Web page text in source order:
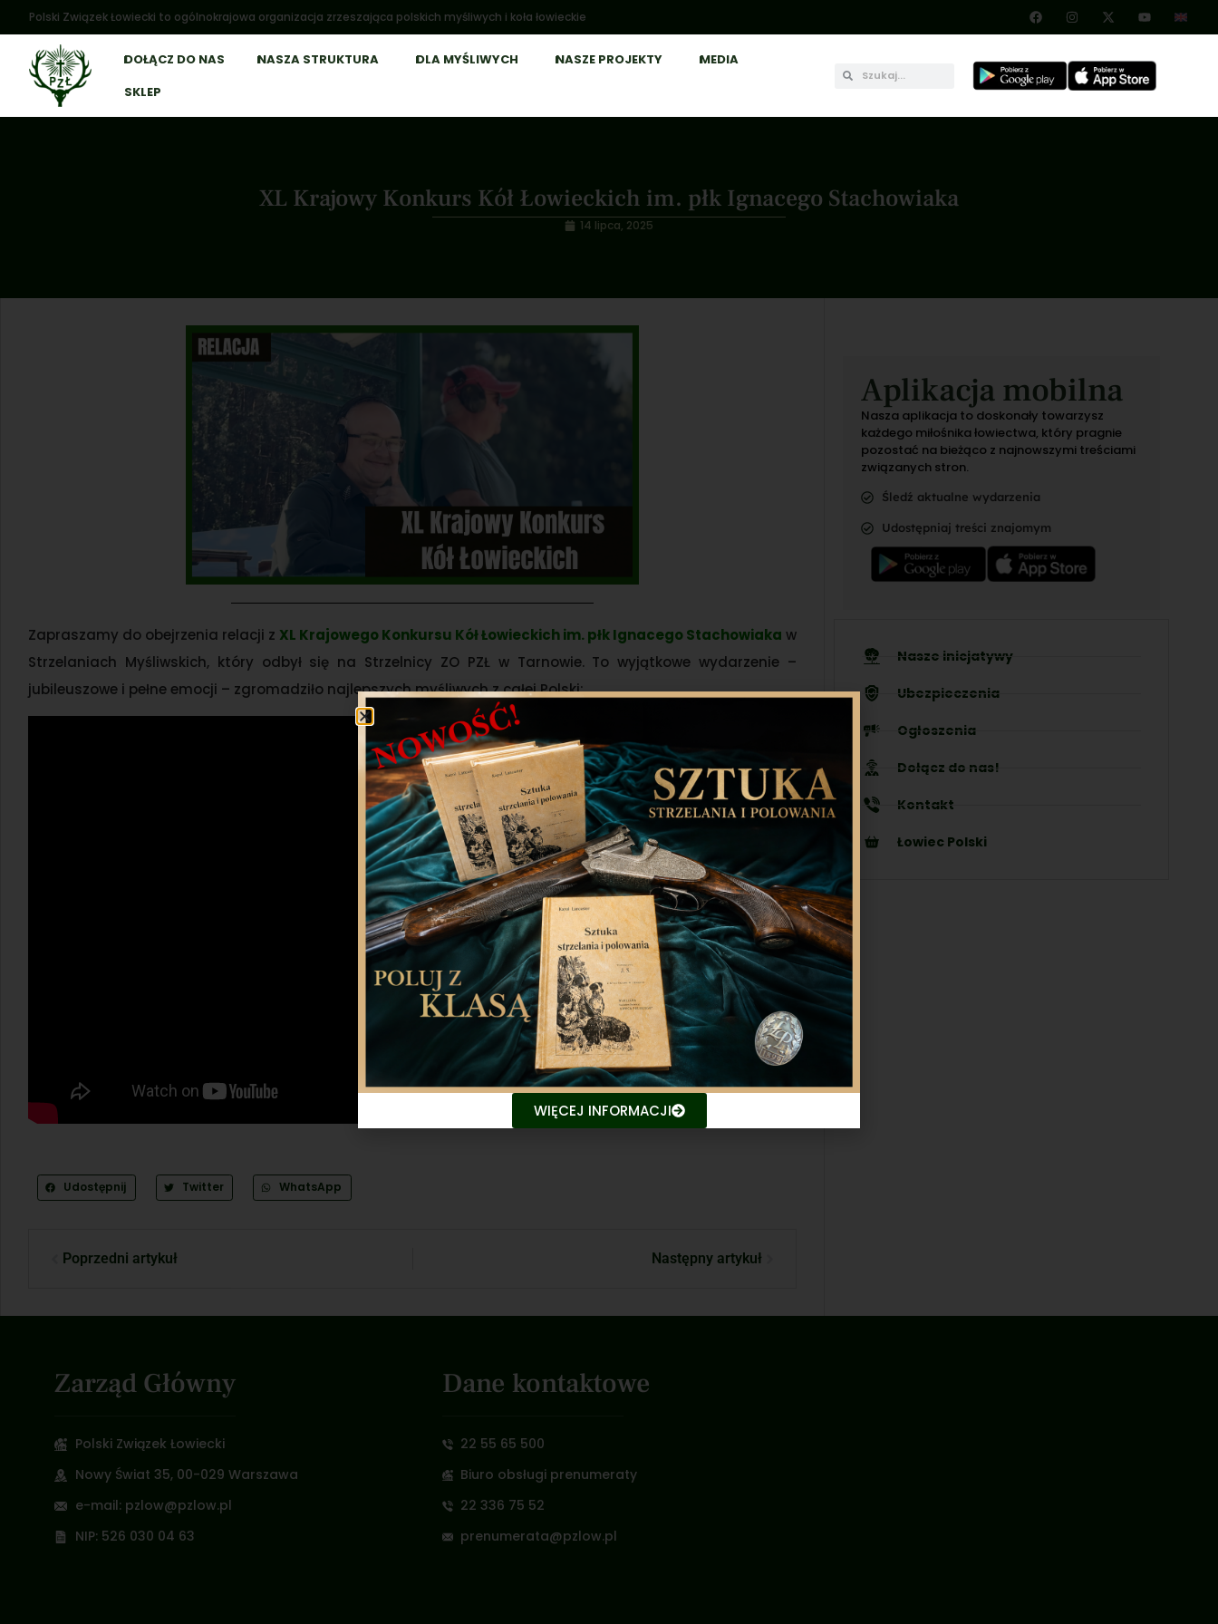
Polski Związek Łowiecki to ogólnokrajowa organizacja zrzeszająca polskich myśliwych i koła łowieckie
DOŁĄCZ DO NAS NASZA STRUKTURA DLA MYŚLIWYCH NASZE PROJEKTY
MEDIA
SKLEP
XL Krajowy Konkurs Kół Łowieckich im. płk Ignacego Stachowiaka
14 lipca, 2025
Zapraszamy do obejrzenia relacji z XL Krajowego Konkursu Kół Łowieckich im. płk Ignacego Stachowiaka w
Strzelaniach Myśliwskich, który odbył się na Strzelnicy ZO PZŁ w Tarnowie. To wyjątkowe wydarzenie –
jubileuszowe i pełne emocji – zgromadziło najlepszych myśliwych z całej Polski:
Udostępnij Twitter WhatsApp
Poprzedni artykuł Następny artykuł
Aplikacja mobilna
Nasza aplikacja to doskonały towarzysz
każdego miłośnika łowiectwa, który pragnie
pozostać na bieżąco z najnowszymi treściami
związanych stron.
Śledź aktualne wydarzenia
Udostępniaj treści znajomym
Nasze inicjatywy
Ubezpieczenia
Ogłoszenia
Dołącz do nas!
Kontakt
Łowiec Polski
Zarząd Główny
Polski Związek Łowiecki
Nowy Świat 35, 00-029 Warszawa
e-mail: pzlow@pzlow.pl
NIP: 526 030 04 63
Dane kontaktowe
22 55 65 500
Biuro obsługi prenumeraty
22 336 75 52
prenumerata@pzlow.pl
WIĘCEJ INFORMACJI